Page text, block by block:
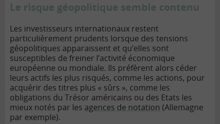
Le risque géopolitique semble contenu
Les investisseurs internationaux restent
particulièrement prudents lorsque des tensions
géopolitiques apparaissent et qu’elles sont
susceptibles de freiner l’activité économique
européenne ou mondiale. Ils préfèrent alors céder
leurs actifs les plus risqués, comme les actions, pour
acquérir des titres plus « sûrs », comme les
obligations du Trésor américains ou des Etats les
mieux notés par les agences de notation (Allemagne
par exemple).